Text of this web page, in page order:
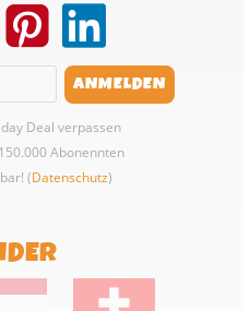
Deal verpassen
Abonennten
(Datenschutz)